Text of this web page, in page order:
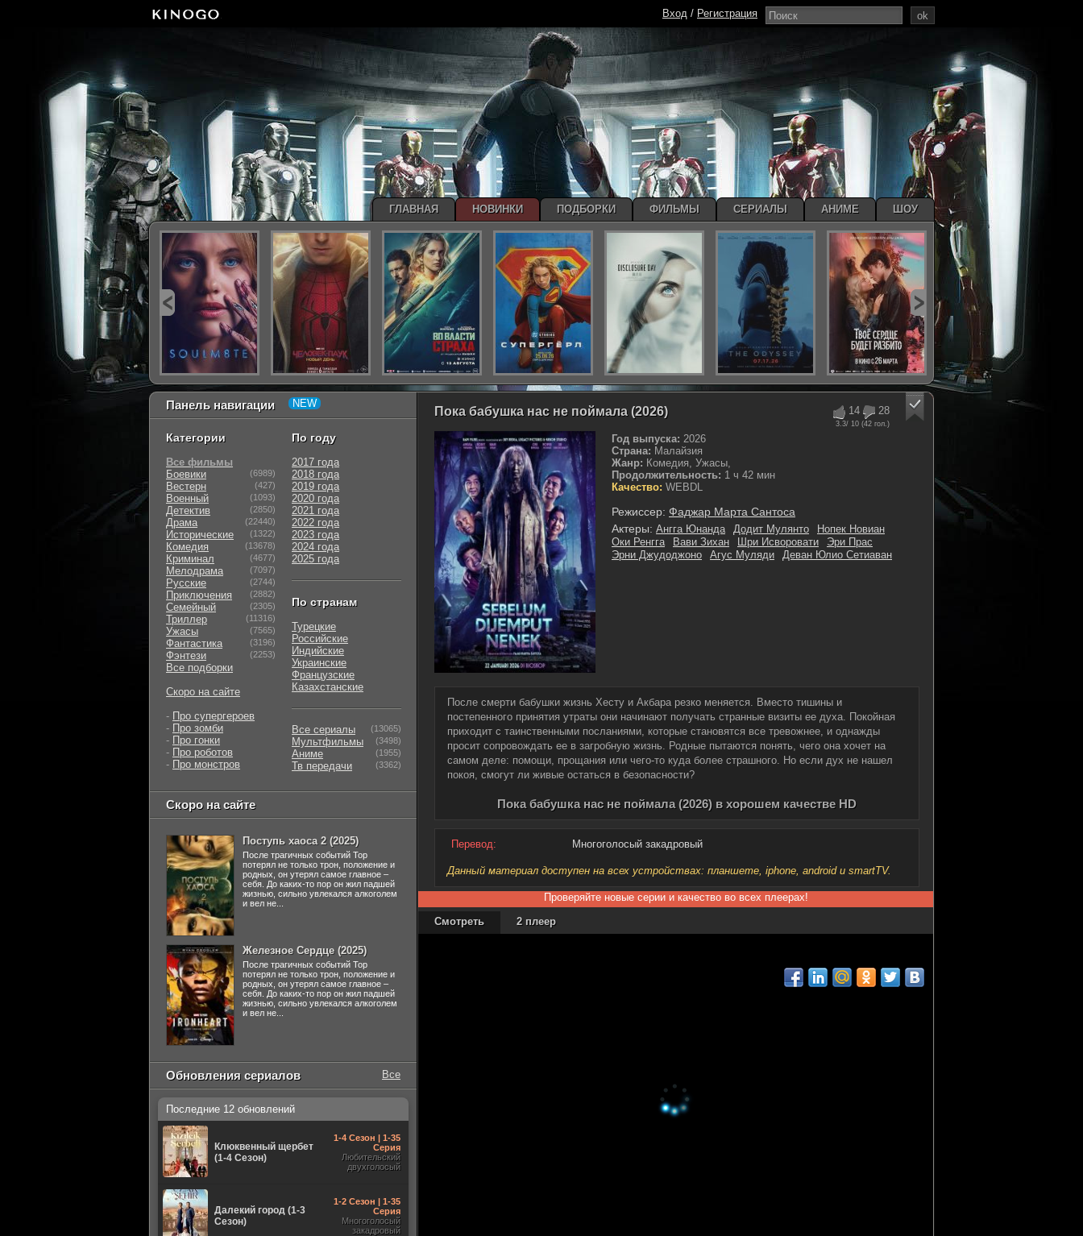
14 28
3.3/ 10 (42 гол.)
Пока бабушка нас не поймала (2026)
Год выпуска: 2026
Страна: Малайзия
Жанр: Комедия, Ужасы,
Продолжительность: 1 ч 42 мин
Качество: WEBDL
Режиссер: Фаджар Марта Сантоса
Актеры: Ангга Юнанда Додит Мулянто
Нопек Новиан
Оки Ренгга
Вави Зихан Шри Исворовати
Эри Прас
Эрни Джудоджоно
Агус Муляди Деван Юлио Сетиаван
После смерти бабушки жизнь Хесту и Акбара резко меняется. Вместо тишины и
постепенного принятия утраты они начинают получать странные визиты ее духа. Покойная
приходит с таинственными посланиями, которые становятся все тревожнее, и однажды
просит сопровождать ее в загробную жизнь. Родные пытаются понять, чего она хочет на
самом деле: помощи, прощания или чего-то куда более страшного. Но если дух не нашел
покоя, смогут ли живые остаться в безопасности?
Пока бабушка нас не поймала (2026) в хорошем качестве HD
Перевод: Многоголосый закадровый
Данный материал доступен на всех устройствах: планшете, iphone, android и smartTV.
Проверяйте новые серии и качество во всех плеерах!
Смотреть
2 плеер
Панель навигации
Категории
Все фильмы
Боевики
(6989)
Вестерн (427)
Военный (1093)
Детектив (2850)
Драма (22440)
Исторические (1322)
Комедия (13678)
Криминал (4677)
Мелодрама (7097)
Русские (2744)
Приключения (2882)
Семейный (2305)
Триллер (11316)
Ужасы (7565)
Фантастика (3196)
Фэнтези (2253)
Все подборки
Скоро на сайте
- Про супергероев
- Про зомби
- Про гонки
- Про роботов
- Про монстров
По году
2017 года
2018 года
2019 года
2020 года
2021 года
2022 года
2023 года
2024 года
2025 года
По странам
Турецкие
Российские
Индийские
Украинские
Французские
Казахстанские
Все сериалы (13065)
Мультфильмы (3498)
Аниме (1955)
Тв передачи (3362)
Скоро на сайте
Поступь хаоса 2 (2025)
После трагичных событий Тор
потерял не только трон, положение и
родных, он утерял самое главное –
себя. До каких-то пор он жил падшей
жизнью, сильно увлекался алкоголем
и вел не...
Железное Сердце (2025)
После трагичных событий Тор
потерял не только трон, положение и
родных, он утерял самое главное –
себя. До каких-то пор он жил падшей
жизнью, сильно увлекался алкоголем
и вел не...
Обновления сериалов Все
Последние 12 обновлений
Клюквенный щербет
(1-4 Сезон)
1-4 Сезон | 1-35
Серия
Любительский
двухголосый
Далекий город (1-3
Сезон)
1-2 Сезон | 1-35
Серия
Многоголосый
закадровый
ok
Вход / Регистрация
ГЛАВНАЯ НОВИНКИ ПОДБОРКИ ФИЛЬМЫ СЕРИАЛЫ АНИМЕ ШОУ